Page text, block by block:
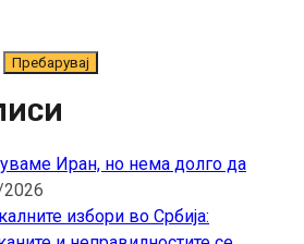
Иран, но нема долго да
избори во Србија: